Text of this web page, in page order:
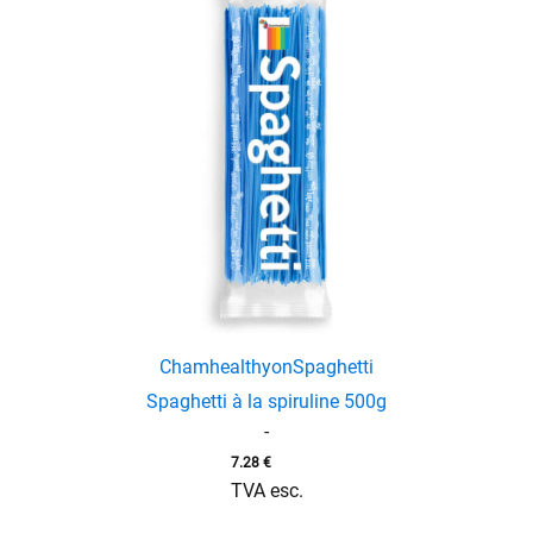
ChamhealthyonSpaghetti
Spaghetti à la spiruline 500g
-
7.28 €
TVA esc.